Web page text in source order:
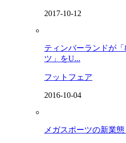
2017-10-12
ティンバーランドが
ツ」をU...
フットフェア
2016-10-04
メガスポーツの新業